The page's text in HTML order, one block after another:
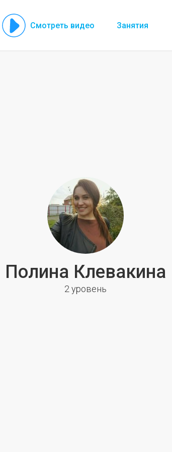
Смотреть видео Занятия
Полина Клевакина
2 уровень